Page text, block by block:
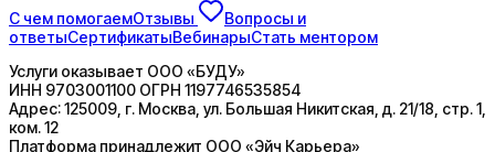
С чем помогаемОтзывы
Вопросы и
ответыСертификатыВебинарыСтать ментором
Услуги оказывает ООО «БУДУ»
ИНН 9703001100 ОГРН 1197746535854
Адрес:125009, г. Москва, ул. Большая Никитская, д. 21/18, стр. 1,
ком. 12
Платформа принадлежит ООО «Эйч Карьера»